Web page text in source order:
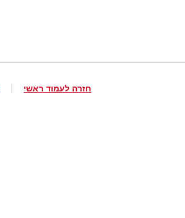
חזרה לעמוד ראשי